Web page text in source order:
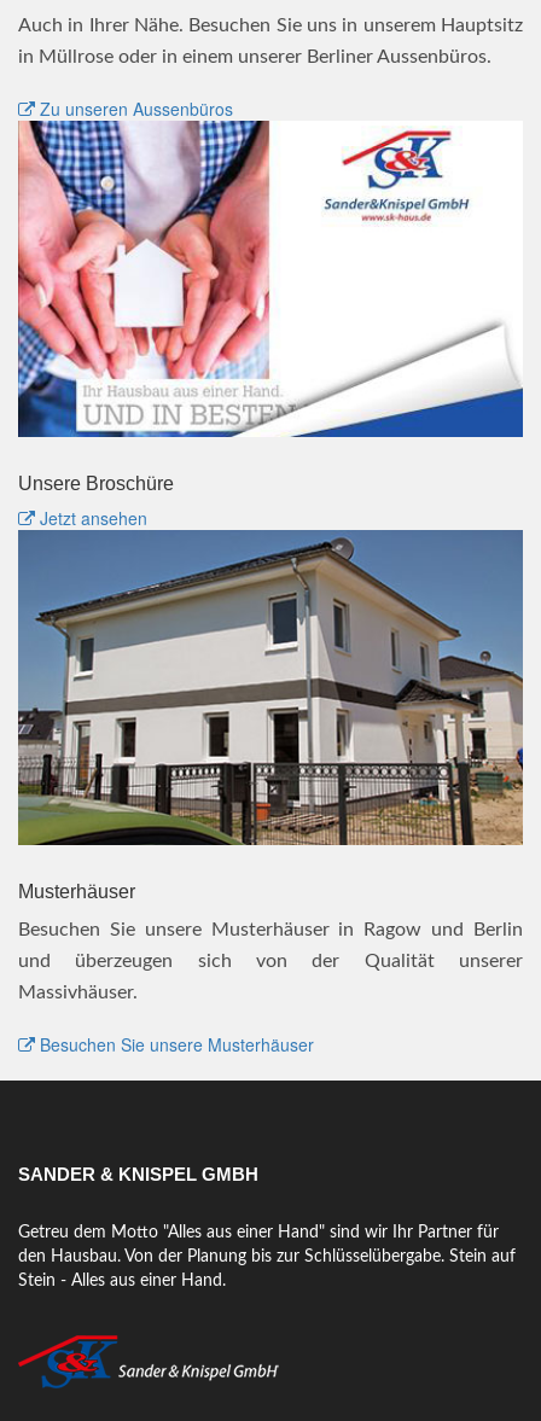
Auch in Ihrer Nähe. Besuchen Sie uns in unserem Hauptsitz
in Müllrose oder in einem unserer Berliner Aussenbüros.
Zu unseren Aussenbüros
Unsere Broschüre
Jetzt ansehen
Musterhäuser
Besuchen Sie unsere Musterhäuser in Ragow und Berlin
und überzeugen sich von der Qualität unserer
Massivhäuser.
Besuchen Sie unsere Musterhäuser
SANDER & KNISPEL GMBH
Getreu dem Motto "Alles aus einer Hand" sind wir Ihr Partner für
den Hausbau. Von der Planung bis zur Schlüsselübergabe. Stein auf
Stein - Alles aus einer Hand.